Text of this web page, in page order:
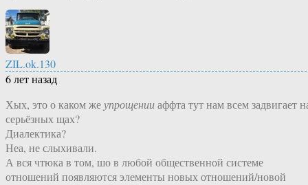
ZIL.ok.130
6 лет назад
Хых, это о каком жеупрощенииаффта тут нам всем задвигает
серьёзных щах?
Диалектика?
Неа, не слыхивали.
А вся чтюка в том, шо в любой общественной системе
отношений появляются элементы новых отношений/новой